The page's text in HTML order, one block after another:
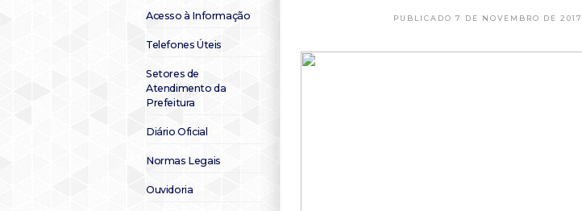
Acesso à Informação
Telefones Úteis
Setores de
Atendimento da
Prefeitura
Diário Oficial
Normas Legais
Ouvidoria
PUBLICADO 7 DE NOVEMBRO DE 2017.